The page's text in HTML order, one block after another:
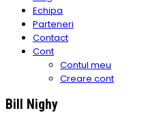
Echipa
Parteneri
Contact
Cont
Contul meu
Creare cont
Bill Nighy